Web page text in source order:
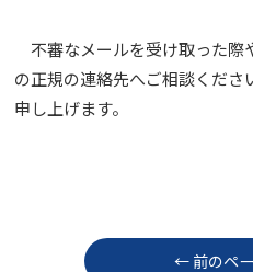
不審なメールを受け取った際
の正規の連絡先へご相談くだ
申し上げます。
← 前のペ